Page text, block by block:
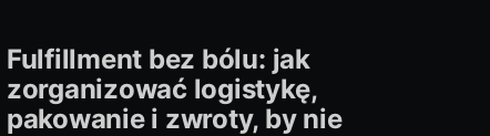
Fulfillment bez bólu: jak
zorganizować logistykę,
pakowanie i zwroty, by nie